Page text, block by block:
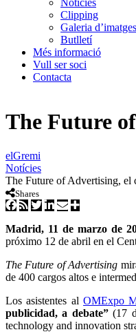
Notícies
Clipping
Galeria d’imatges
Butlletí
Més informació
Vull ser soci
Contacta
The Future
elGremi
Notícies
The Future of Advertising, el
Shares
Madrid, 11 de marzo de
próximo 12 de abril en el
The Future of Advertising
de 400 cargos altos e
Los asistentes al OMExpo
publicidad, a debate”(17
technology and innovation